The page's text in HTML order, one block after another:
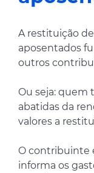
A restituição
aposentados
outros
Ou seja: quem
abatidas da
valores a
O contribuinte
informa os